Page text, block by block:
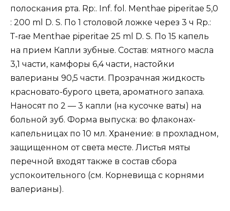
полоскания рта. Rр:. Inf. fol. Меnthае рiреritае 5,0
: 200 ml D. S. По 1 столовой ложке через 3 ч Rр.:
Т-raе Меnthае рiреritае 25 ml D. S. По 15 капель
на прием Капли зубные. Состав: мятного масла
3,1 части, камфоры 6,4 части, настойки
валерианы 90,5 части. Прозрачная жидкость
красновато-бурого цвета, ароматного запаха.
Наносят по 2 — 3 капли (на кусочке ваты) на
больной зуб. Форма выпуска: во флаконах-
капельницах по 10 мл. Хранение: в прохладном,
защищенном от света месте. Листья мяты
перечной входят также в состав сбора
успокоительного (см. Корневища с корнями
валерианы).